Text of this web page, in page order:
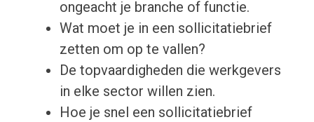
ongeacht je branche of functie.
Wat moet je in een sollicitatiebrief
zetten om op te vallen?
De topvaardigheden die werkgevers
in elke sector willen zien.
Hoe je snel een sollicitatiebrief